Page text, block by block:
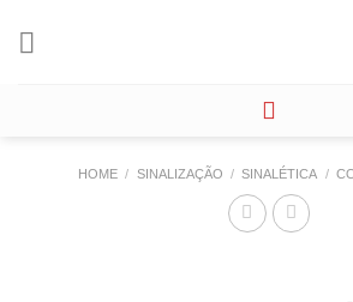
HOME / SINALIZAÇÃO / SINALÉTICA /